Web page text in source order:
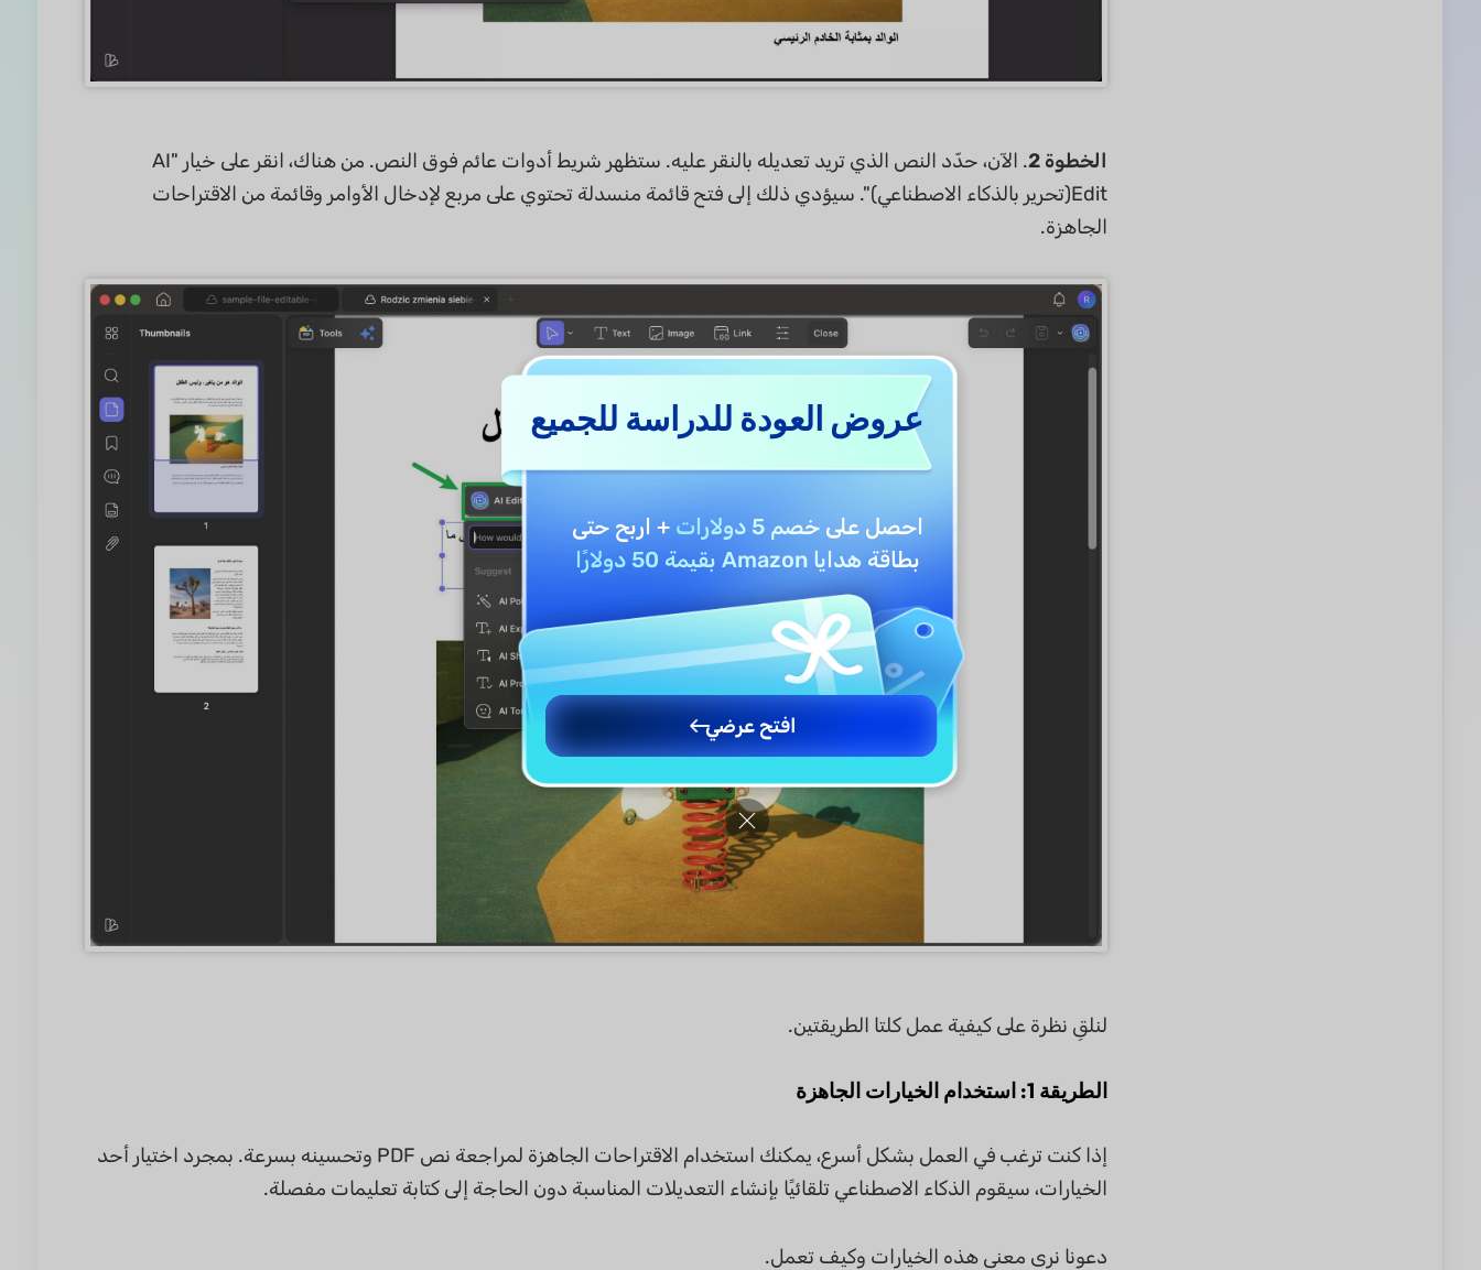
الخطوة 2
. الآن، حدّد النص الذي تريد تعديله بالنقر عليه. ستظهر شريط أدوات عائم فوق النص. من هناك، انقر على خيار "AI
Edit(تحرير بالذكاء الاصطناعي)". سيؤدي ذلك إلى فتح قائمة منسدلة تحتوي على مربع لإدخال الأوامر وقائمة من الاقتراحات
الجاهزة.
لنلقِ نظرة على كيفية عمل كلتا الطريقتين.
الطريقة 1: استخدام الخيارات الجاهزة
إذا كنت ترغب في العمل بشكل أسرع، يمكنك استخدام الاقتراحات الجاهزة لمراجعة نص PDF وتحسينه بسرعة. بمجرد اختيار أحد
الخيارات، سيقوم الذكاء الاصطناعي تلقائيًا بإنشاء التعديلات المناسبة دون الحاجة إلى كتابة تعليمات مفصلة.
دعونا نرى معنى هذه الخيارات وكيف تعمل.
عروض العودة للدراسة للجميع
احصل علىخصم 5 دولارات
+ اربح حتى
بطاقة هدايا Amazon بقيمة 50 دولارًا
افتح عرضي